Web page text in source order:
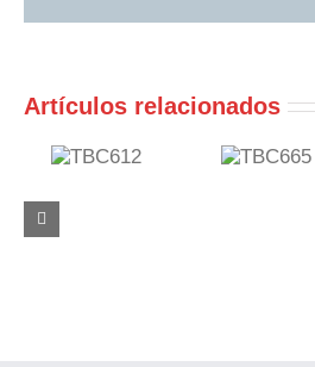
Artículos relacionados